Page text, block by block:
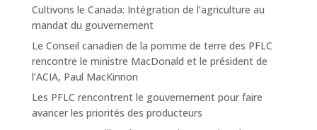
Cultivons le Canada: Intégration de l’agriculture au
mandat du gouvernement
Le Conseil canadien de la pomme de terre des PFLC
rencontre le ministre MacDonald et le président de
l’ACIA, Paul MacKinnon
Les PFLC rencontrent le gouvernement pour faire
avancer les priorités des producteurs